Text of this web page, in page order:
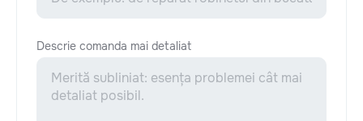
Descrie comanda mai detaliat